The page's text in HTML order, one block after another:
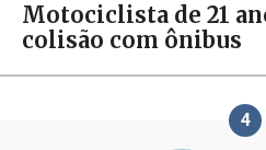
Motociclista de 21
colisão com ônibus
4